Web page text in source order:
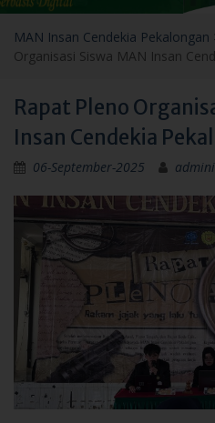
MAN Insan Cendekia Pekalongan
Organisasi Siswa MAN Insan
Rapat Pleno
Insan Cendekia
06-September-2025